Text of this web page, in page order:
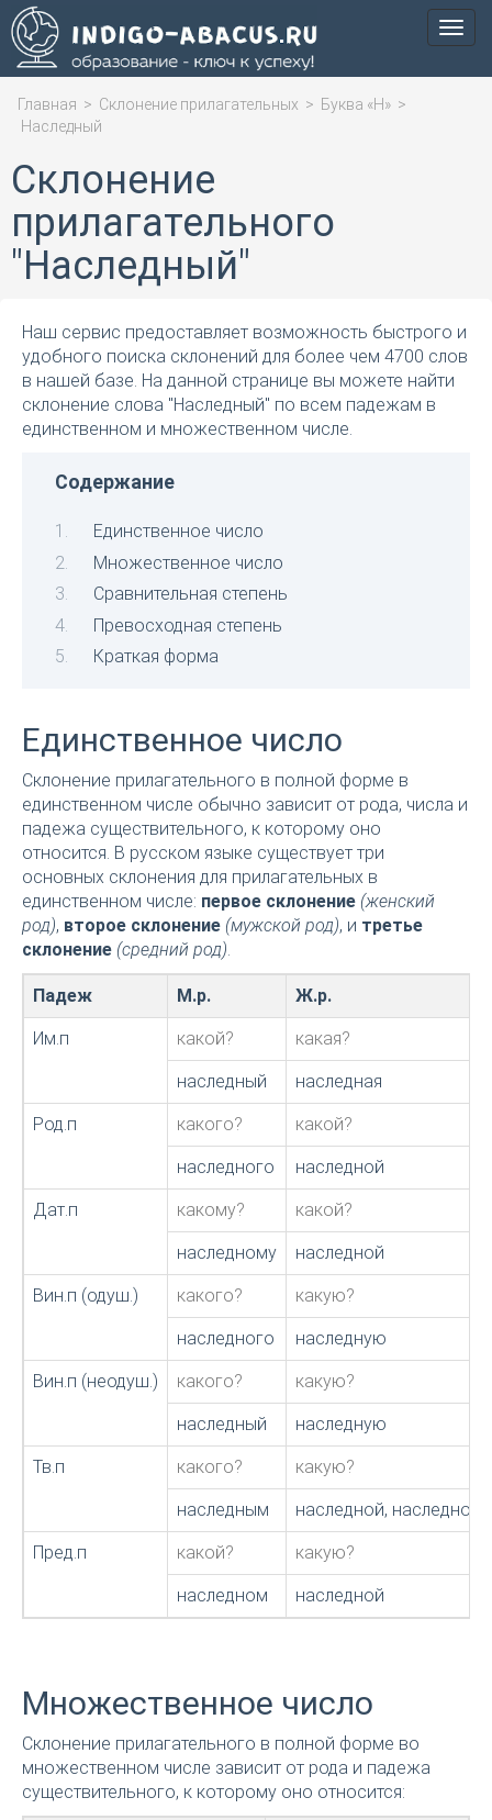
Меню
Главная > Склонение прилагательных > Буква «Н» >
Наследный
Склонение
прилагательного
"Наследный"
Наш сервис предоставляет возможность быстрого и
удобного поиска склонений для более чем 4700 слов
в нашей базе. На данной странице вы можете найти
склонение слова "Наследный" по всем падежам в
единственном и множественном числе.
Содержание
Единственное число
Множественное число
Сравнительная степень
Превосходная степень
Краткая форма
Единственное число
Склонение прилагательного в полной форме в
единственном числе обычно зависит от рода, числа и
падежа существительного, к которому оно
относится. В русском языке существует три
основных склонения для прилагательных в
единственном числе: первое склонение (женский
род), второе склонение (мужской род), и третье
склонение (средний род).
Падеж М.р. Ж.р.
Им.п какой? какая?
наследный наследная
Род.п какого? какой?
наследного наследной
Дат.п какому? какой?
наследному наследной
Вин.п (одуш.) какого? какую?
наследного наследную
Вин.п (неодуш.) какого? какую?
наследный наследную
Тв.п какого? какую?
наследным наследной, наследною
Пред.п какой? какую?
наследном наследной
Множественное число
Склонение прилагательного в полной форме во
множественном числе зависит от рода и падежа
существительного, к которому оно относится: